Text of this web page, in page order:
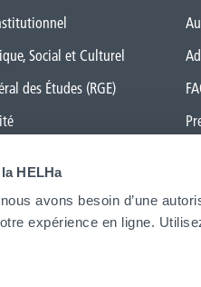
HELHa
avons besoin d’une
expérience en ligne.
Social et Culturel
des Études (RGE)